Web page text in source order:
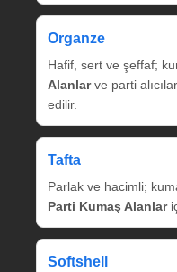
Organze
Hafif, sert ve şeffaf;
Alanlarve parti
edilir.
Tafta
Parlak ve hacimli;
Parti Kumaş Alanlar
Softshell